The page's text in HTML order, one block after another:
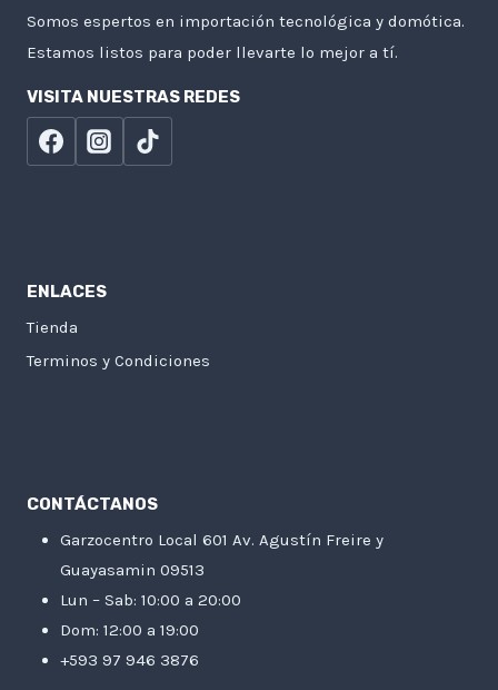
Somos espertos en importación tecnológica y domótica.
Estamos listos para poder llevarte lo mejor a tí.
VISITA NUESTRAS REDES
ENLACES
Tienda
Terminos y Condiciones
CONTÁCTANOS
Garzocentro Local 601 Av. Agustín Freire y
Guayasamin 09513
Lun – Sab: 10:00 a 20:00
Dom: 12:00 a 19:00
+593 97 946 3876